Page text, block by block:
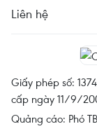
Liên hệ
Giấy phép số:
cấp ngày 11/9/
Quảng cáo: Phó